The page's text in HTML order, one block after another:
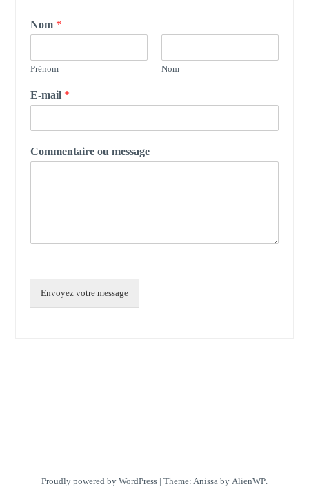
Nom *
Prénom Nom
E-mail *
Commentaire ou message
Envoyez votre message
Proudly powered by WordPress | Theme: Anissa by AlienWP